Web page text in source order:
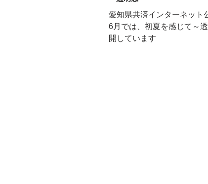
愛知県共済インターネット
6月では、初夏を感じて～
開しています